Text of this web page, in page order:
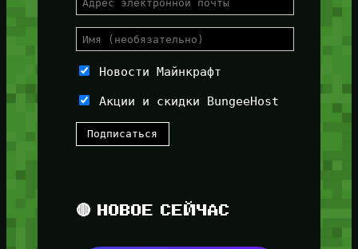
Новости Майнкрафт
Акции и скидки BungeeHost
🔴 НОВОЕ СЕЙЧАС